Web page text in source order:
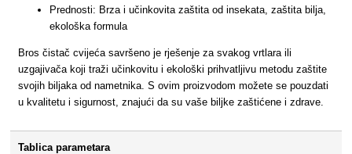
Prednosti: Brza i učinkovita zaštita od insekata, zaštita bilja,
ekološka formula
Bros čistač cvijeća savršeno je rješenje za svakog vrtlara ili
uzgajivača koji traži učinkovitu i ekološki prihvatljivu metodu zaštite
svojih biljaka od nametnika. S ovim proizvodom možete se pouzdati
u kvalitetu i sigurnost, znajući da su vaše biljke zaštićene i zdrave.
Tablica parametara